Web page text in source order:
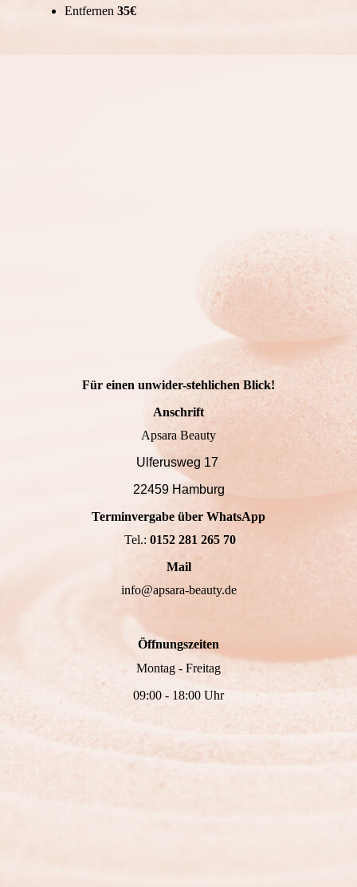
Entfernen 35€
Für einen unwider-stehlichen Blick!
Anschrift
Apsara Beauty
Ulferusweg 17
22459 Hamburg
Terminvergabe über WhatsApp
Tel.: 0152 281 265 70
Mail
info@apsara-beauty.de
Öffnungszeiten
Montag - Freitag
09:00 - 18:00 Uhr